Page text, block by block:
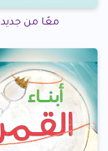
معًا من جديد